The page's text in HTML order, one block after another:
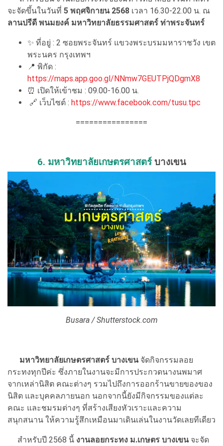
จะจัดขึ้นในวันที่ 5 พฤศจิกายน 2568 เวลา 16.30-22.00 น. ณ
ลานปรีดี พนมยงค์ มหาวิทยาลัยธรรมศาสตร์ ท่าพระจันทร์
✨ ที่อยู่ : 2 ซอยพระจันทร์ แขวงพระบรมมหาราชวัง เขต
พระนคร กรุงเทพฯ
📍 พิกัด :
https://maps.app.goo.gl/NNmw7GEUTPjQDgmX8
⏰ เปิดให้เข้าชม : 09.00-16.00 น.
🔗 เว็บไซต์ : https://www.facebook.com/tusu.tpc
================
6. มหาวิทยาลัยเกษตรศาสตร์บางเขน
Busara / Shutterstock.com
มหาวิทยาลัยเกษตรศาสตร์ บางเขนจัดกิจกรรมลอย
กระทงทุกปีค่ะ ซึ่งภายในงานจะมีการประกวดนางนพมาศ
จากเหล่านิสิต คณะต่างๆ รวมไปถึงการออกร้านขายของของ
นิสิต และบุคคลภายนอก นอกจากนี้ยังมีกิจกรรมของแต่ละ
คณะ และชมรมต่างๆ ที่สร้างเสียงหัวเราะและความ
สนุกสนาน ให้ความรู้สึกเหมือนมาเดินเล่นในงานวัดเลยทีเดียว
สำหรับปี 2568 นี้ งานลอยกระทง ม.เกษตร บางเขน จะจัด